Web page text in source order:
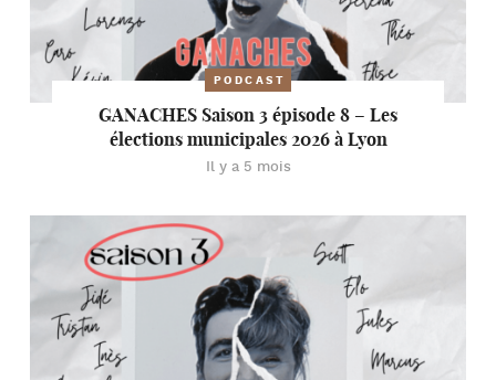
PODCAST
GANACHES Saison 3 épisode 8 – Les
élections municipales 2026 à Lyon
Il y a 5 mois